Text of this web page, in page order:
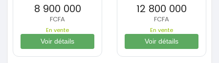
8 900 000
FCFA
En vente
Voir détails
12 800 000
FCFA
En vente
Voir détails